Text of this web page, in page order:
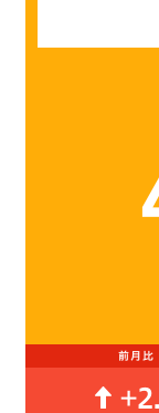
前月比